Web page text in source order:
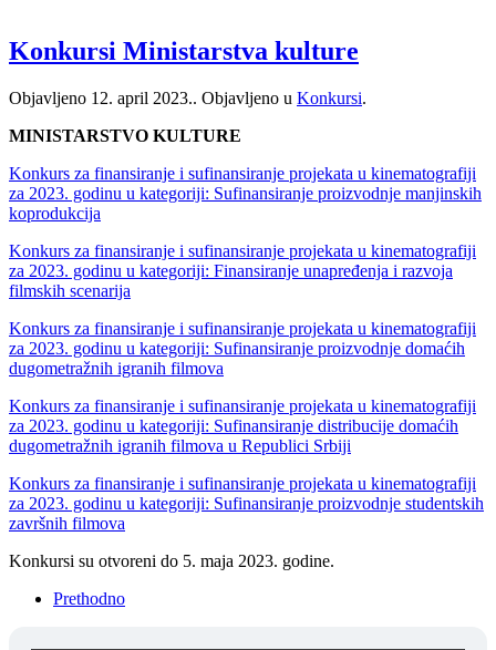
Konkursi Ministarstva kulture
Objavljeno 12. april 2023.. Objavljeno u Konkursi.
MINISTARSTVO KULTURE
Konkurs za finansiranje i sufinansiranje projekata u kinematografiji
za 2023. godinu u kategoriji: Sufinansiranje proizvodnje manjinskih
koprodukcija
Konkurs za finansiranje i sufinansiranje projekata u kinematografiji
za 2023. godinu u kategoriji: Finansiranje unapređenja i razvoja
filmskih scenarija
Konkurs za finansiranje i sufinansiranje projekata u kinematografiji
za 2023. godinu u kategoriji: Sufinansiranje proizvodnje domaćih
dugometražnih igranih filmova
Konkurs za finansiranje i sufinansiranje projekata u kinematografiji
za 2023. godinu u kategoriji: Sufinansiranje distribucije domaćih
dugometražnih igranih filmova u Republici Srbiji
Konkurs za finansiranje i sufinansiranje projekata u kinematografiji
za 2023. godinu u kategoriji: Sufinansiranje proizvodnje studentskih
završnih filmova
Konkursi su otvoreni do 5. maja 2023. godine.
Prethodno